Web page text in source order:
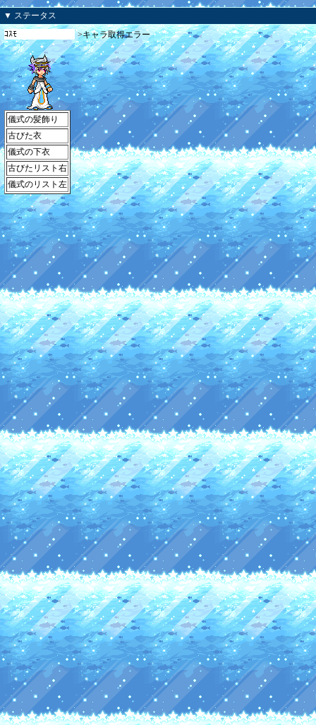
▼ ステータス
ｺｽﾓ
儀式の髪飾り
古びた衣
儀式の下衣
古びたリスト右
儀式のリスト左
>キャラ取得エラー